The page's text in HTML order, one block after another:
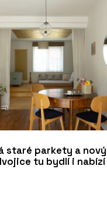
staré parkety a
tu bydlí i nabízí